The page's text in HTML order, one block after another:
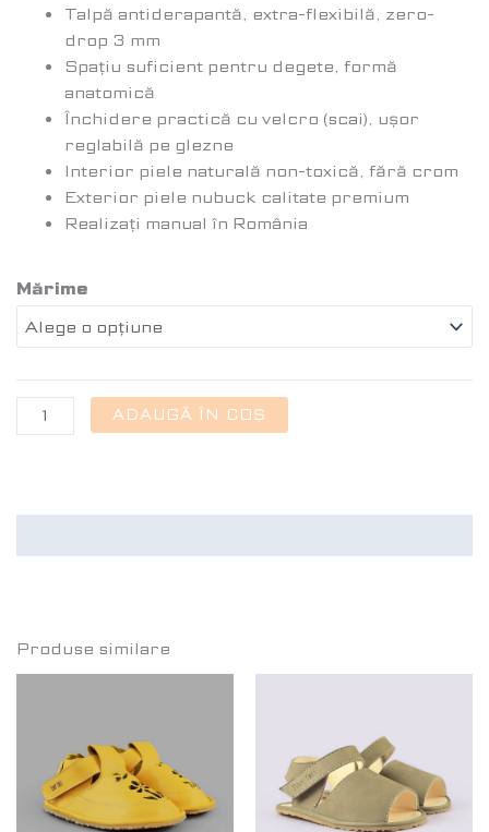
Talpă antiderapantă, extra-flexibilă, zero-
drop 3 mm
Spațiu suficient pentru degete, formă
anatomică
Închidere practică cu velcro (scai), ușor
reglabilă pe glezne
Interior piele naturală non-toxică, fără crom
Exterior piele nubuck calitate premium
Realizați manual în România
Mărime
ADAUGĂ ÎN COȘ
Produse similare